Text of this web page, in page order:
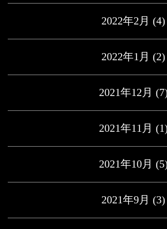
2022年2月 (4)
2022年1月 (2)
2021年12月
2021年11月
2021年10月
2021年9月 (3)